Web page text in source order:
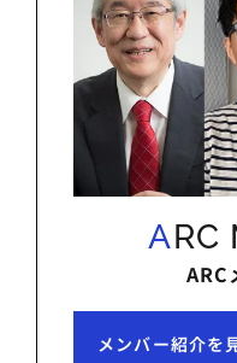
ARC
メンバー紹介を